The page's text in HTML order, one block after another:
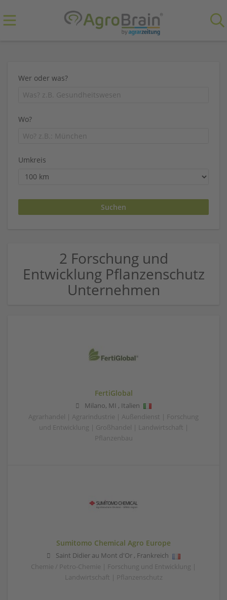
Wer oder was?
Wo?
Umkreis
2 Forschung und
Entwicklung Pflanzenschutz
Unternehmen
FertiGlobal
Milano, MI , Italien
Agrarhandel | Agrarindustrie | Außendienst | Forschung
und Entwicklung | Großhandel | Landwirtschaft |
Pflanzenbau
Sumitomo Chemical Agro Europe
Saint Didier au Mont d'Or , Frankreich
Chemie / Petro-Chemie | Forschung und Entwicklung |
Landwirtschaft | Pflanzenschutz